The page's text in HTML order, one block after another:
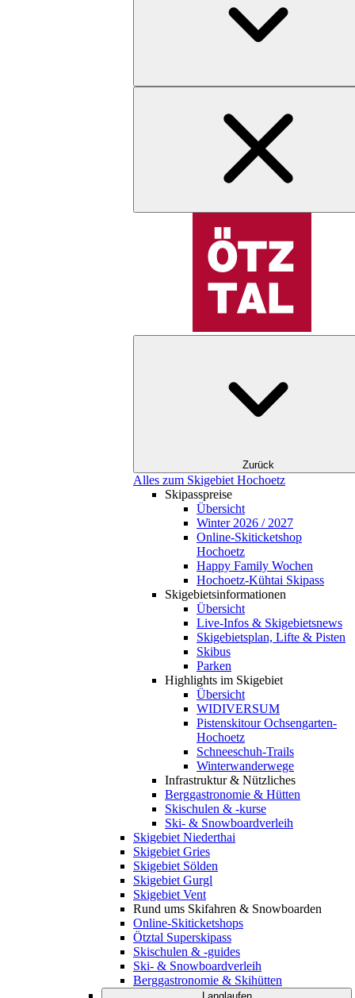
Zurück
Alles zum Skigebiet Hochoetz
Skipasspreise
Übersicht
Winter 2026 / 2027
Online-Skiticketshop
Hochoetz
Happy Family Wochen
Hochoetz-Kühtai Skipass
Skigebietsinformationen
Übersicht
Live-Infos & Skigebietsnews
Skigebietsplan, Lifte & Pisten
Skibus
Parken
Highlights im Skigebiet
Übersicht
WIDIVERSUM
Pistenskitour Ochsengarten-
Hochoetz
Schneeschuh-Trails
Winterwanderwege
Infrastruktur & Nützliches
Berggastronomie & Hütten
Skischulen & -kurse
Ski- & Snowboardverleih
Skigebiet Niederthai
Skigebiet Gries
Skigebiet Sölden
Skigebiet Gurgl
Skigebiet Vent
Rund ums Skifahren & Snowboarden
Online-Skiticketshops
Ötztal Superskipass
Skischulen & -guides
Ski- & Snowboardverleih
Berggastronomie & Skihütten